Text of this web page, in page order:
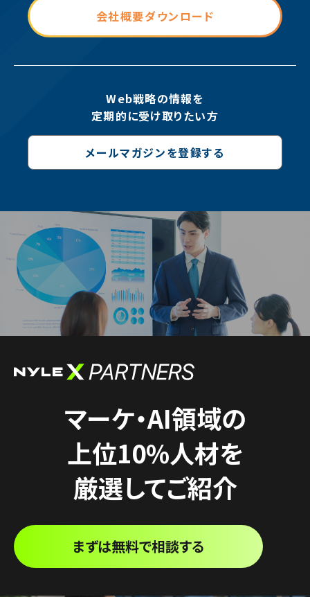
会社概要ダウンロード
Web戦略の情報を
定期的に受け取りたい方
メールマガジンを登録する
マーケ・AI領域の
上位10%人材を
厳選してご紹介
まずは無料で相談する